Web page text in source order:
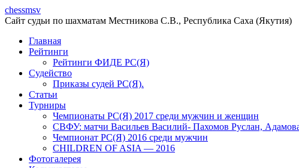
chessmsv
Сайт судьи по шахматам Местникова С.В., Республика Саха (Якутия)
Главная
Рейтинги
Рейтинги ФИДЕ РС(Я)
Судейство
Приказы судей РС(Я).
Статьи
Турниры
Чемпионаты РС(Я) 2017 среди мужчин и женщин
СВФУ: матчи Васильев Василий- Пахомов Руслан,
Чемпионат РС(Я) 2016 среди мужчин
CHILDREN OF ASIA — 2016
Фотогалерея